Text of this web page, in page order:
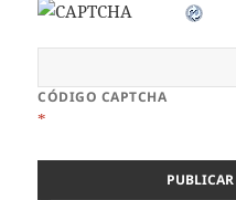
CÓDIGO CAPTCHA
*